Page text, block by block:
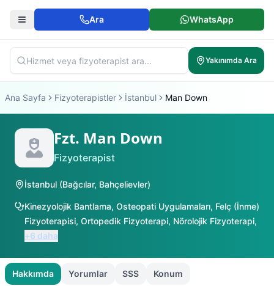
Ara WhatsApp
Yakınımda Ara
Ana Sayfa Fizyoterapistler İstanbul Man Down
Fzt. Man Down
Fizyoterapist
İstanbul (Bağcılar, Bahçelievler)
Kinezyolojik Bantlama, Osteopati Uygulamaları, Felç (İnme)
Fizyoterapisi, Ortopedik Fizyoterapi, Nörolojik Fizyoterapi,
+6 daha
Hakkımda Yorumlar SSS Konum